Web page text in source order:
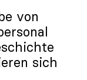
von
sich